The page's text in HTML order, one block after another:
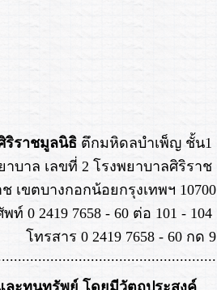
ริราชมูลนิธิ ตึกมหิดลบำเพ็ญ ชั้น1
บาล เลขที่ 2 โรงพยาบาลศิริราช
เขตบางกอกน้อยกรุงเทพฯ 10700
ท์ 0 2419 7658 - 60 ต่อ 101 - 104
โทรสาร 0 2419 7658 - 60 กด 9
ละทุนทรัพย์ โดยมีวัตถุประสงค์